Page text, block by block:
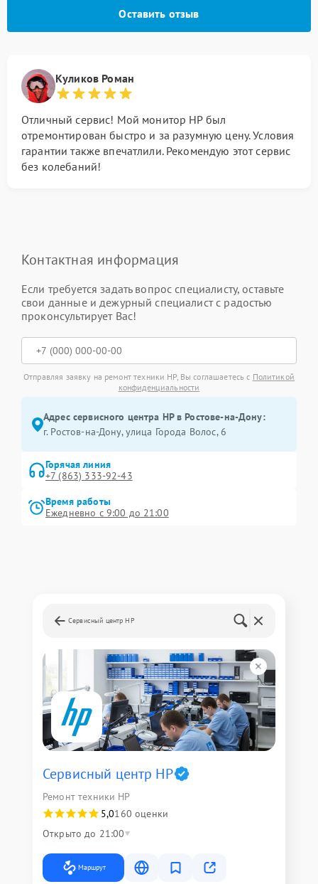
Оставить отзыв
Куликов Роман
Отличный сервис! Мой монитор HP был
отремонтирован быстро и за разумную цену. Условия
гарантии также впечатлили. Рекомендую этот сервис
без колебаний!
Контактная информация
Если требуется задать вопрос специалисту, оставьте
свои данные и дежурный специалист с радостью
проконсультирует Вас!
Отправляя заявку на ремонт техники HP, Вы соглашаетесь с Политикой
конфиденциальности
Адрес сервисного центра HP в Ростове-на-Дону:
г. Ростов-на-Дону, улица Города Волос, 6
Горячая линия
+7 (863) 333-92-43
Время работы
Ежедневно с 9:00 до 21:00
Сервисный центр HP
Сервисный центр HP
Ремонт техники HP
5,0160 оценки
Открыто до 21:00
Маршрут